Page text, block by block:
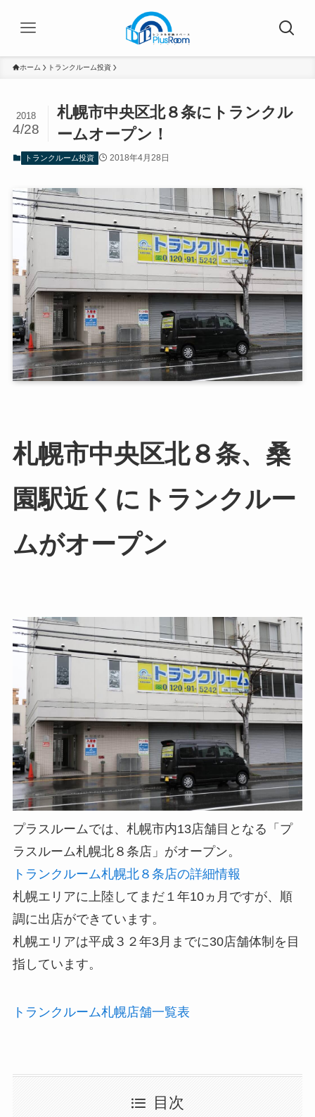
ホーム トランクルーム投資
札幌市中央区北８条にトランクル
ームオープン！
2018
4/28
トランクルーム投資 2018年4月28日
札幌市中央区北８条、桑
園駅近くにトランクルー
ムがオープン
プラスルームでは、札幌市内13店舗目となる「プ
ラスルーム札幌北８条店」がオープン。
トランクルーム札幌北８条店の詳細情報
札幌エリアに上陸してまだ１年10ヵ月ですが、順
調に出店ができています。
札幌エリアは平成３２年3月までに30店舗体制を目
指しています。
トランクルーム札幌店舗一覧表
目次